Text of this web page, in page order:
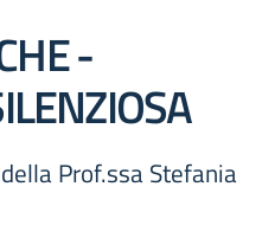
-
Prof.ssa Stefania